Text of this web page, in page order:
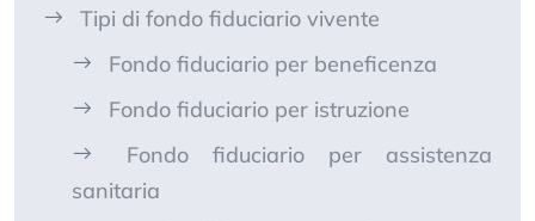
Tipi di fondo fiduciario vivente
Fondo fiduciario per beneficenza
Fondo fiduciario per istruzione
Fondo fiduciario per assistenza
sanitaria